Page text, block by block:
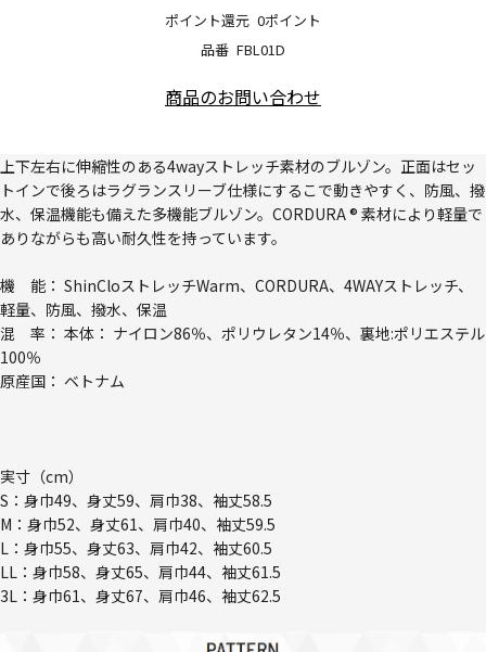
品番 FBL01D
ポイント還元 0ポイント
商品のお問い合わせ
上下左右に伸縮性のある4wayストレッチ素材のブルゾン。正面はセッ
トインで後ろはラグランスリーブ仕様にするこで動きやすく、防風、撥
水、保温機能も備えた多機能ブルゾン。CORDURA ® 素材により軽量で
ありながらも高い耐久性を持っています。
機 能： ShinCloストレッチWarm、CORDURA、4WAYストレッチ、
軽量、防風、撥水、保温
混 率： 本体： ナイロン86％、ポリウレタン14％、裏地:ポリエステル
100％
原産国： ベトナム
実寸（cm）
S：身巾49、身丈59、肩巾38、袖丈58.5
M：身巾52、身丈61、肩巾40、袖丈59.5
L：身巾55、身丈63、肩巾42、袖丈60.5
LL：身巾58、身丈65、肩巾44、袖丈61.5
3L：身巾61、身丈67、肩巾46、袖丈62.5